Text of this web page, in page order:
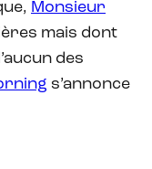
Monsieur
mais dont
des
s’annonce